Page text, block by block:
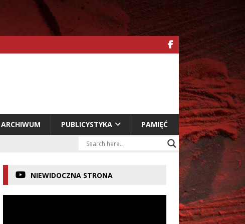
ARCHIWUM PUBLICYSTYKA PAMIĘĆ
NIEWIDOCZNA STRONA